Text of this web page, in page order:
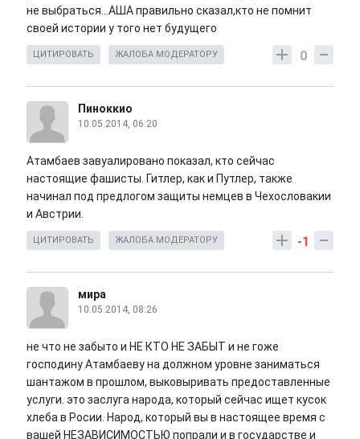
не выбраться...АША правильно сказал,кто не помнит
своей истории у того нет будущего
0
ЦИТИРОВАТЬ ЖАЛОБА МОДЕРАТОРУ
Пиноккио
10.05.2014, 06:20
Атамбаев завуалировано показал, кто сейчас
настоящие фашисты. Гитлер, как и Путлер, также
начинал под предлогом защиты немцев в Чехословакии
и Австрии.
-1
ЦИТИРОВАТЬ ЖАЛОБА МОДЕРАТОРУ
мира
10.05.2014, 08:26
не что не забыто и НЕ КТО НЕ ЗАБЫТ и не гоже
господину Атамбаеву на должном уровне заниматься
шантажом в прошлом, выковыривать предоставленные
услуги. это заслуга народа, который сейчас ищет кусок
хлеба в Росии. Народ, который вы в настоящее время с
вашей НЕЗАВИСИМОСТЬЮ попрали и в государстве и